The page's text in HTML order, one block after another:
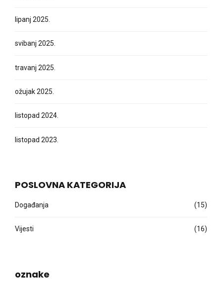
lipanj 2025.
svibanj 2025.
travanj 2025.
ožujak 2025.
listopad 2024.
listopad 2023.
POSLOVNA KATEGORIJA
Događanja (15)
Vijesti (16)
oznake